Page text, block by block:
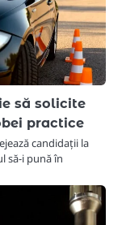
să solicite
practice
candidații la
să-i pună în